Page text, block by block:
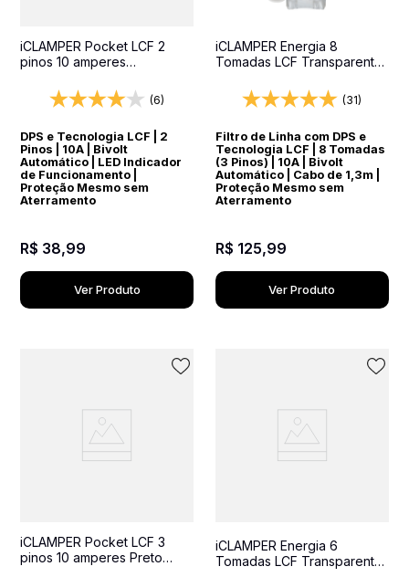
iCLAMPER Pocket LCF 2
pinos 10 amperes
Elétrico DPS Bivolt
(6)
DPS e Tecnologia LCF | 2
Pinos | 10A | Bivolt
Automático | LED Indicador
de Funcionamento |
Proteção Mesmo sem
Aterramento
R$ 38,99
Ver Produto
iCLAMPER Energia 8
Tomadas LCF Transparente
Elétrico DPS Bivolt
(31)
Filtro de Linha com DPS e
Tecnologia LCF | 8 Tomadas
(3 Pinos) | 10A | Bivolt
Automático | Cabo de 1,3m |
Proteção Mesmo sem
Aterramento
R$ 125,99
Ver Produto
iCLAMPER Pocket LCF 3
pinos 10 amperes Preto
iCLAMPER Energia 6
Tomadas LCF Transparente